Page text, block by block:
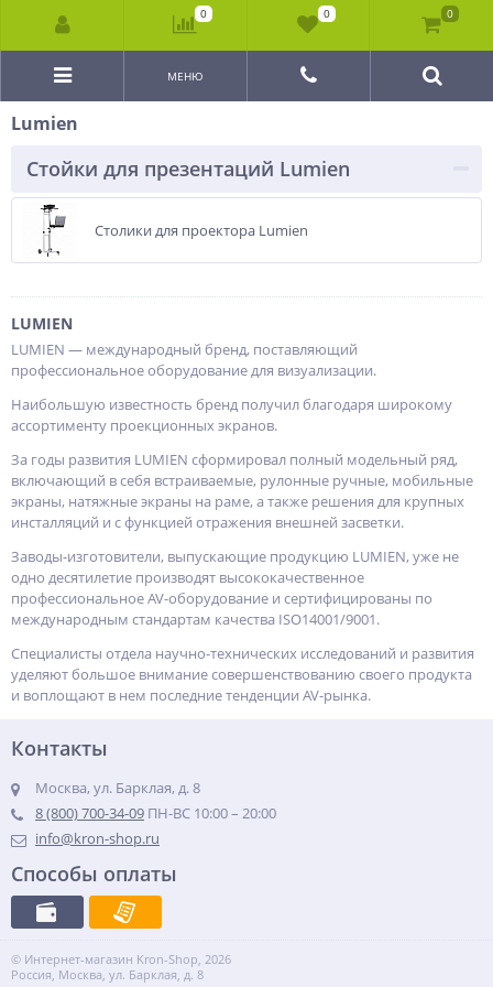
МЕНЮ
Lumien
Стойки для презентаций Lumien
Столики для проектора Lumien
LUMIEN
LUMIEN — международный бренд, поставляющий
профессиональное оборудование для визуализации.
Наибольшую известность бренд получил благодаря широкому
ассортименту проекционных экранов.
За годы развития LUMIEN сформировал полный модельный ряд,
включающий в себя встраиваемые, рулонные ручные, мобильные
экраны, натяжные экраны на раме, а также решения для крупных
инсталляций и с функцией отражения внешней засветки.
Заводы-изготовители, выпускающие продукцию LUMIEN, уже не
одно десятилетие производят высококачественное
профессиональное AV-оборудование и сертифицированы по
международным стандартам качества ISO14001/9001.
Специалисты отдела научно-технических исследований и развития
уделяют большое внимание совершенствованию своего продукта
и воплощают в нем последние тенденции AV-рынка.
Контакты
Москва, ул. Барклая, д. 8
8 (800) 700-34-09 ПН-ВС 10:00 – 20:00
info@kron-shop.ru
Способы оплаты
© Интернет-магазин Kron-Shop, 2026
Россия, Москва, ул. Барклая, д. 8
0 0 0